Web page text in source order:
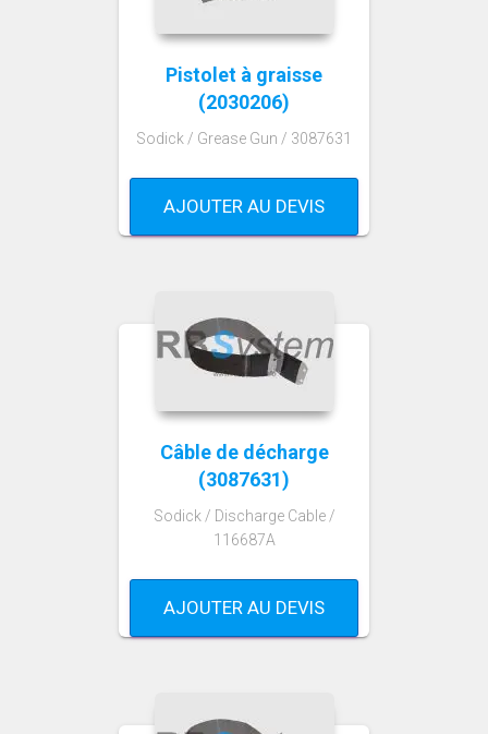
Pistolet à graisse
(2030206)
Sodick / Grease Gun / 3087631
AJOUTER AU DEVIS
Câble de décharge
(3087631)
Sodick / Discharge Cable /
116687A
AJOUTER AU DEVIS